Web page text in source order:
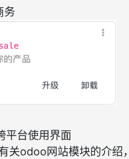
务
平台使用界面
关odoo网站模块的介绍